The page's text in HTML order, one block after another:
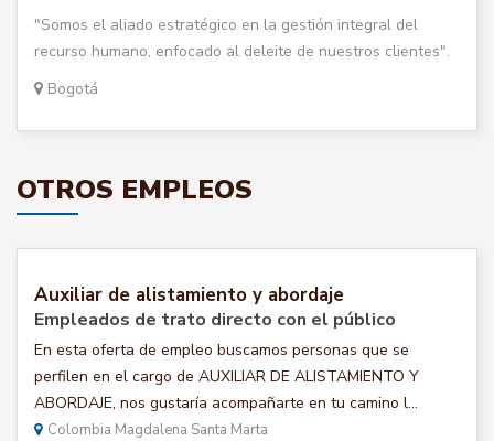
"Somos el aliado estratégico en la gestión integral del
recurso humano, enfocado al deleite de nuestros clientes".
Bogotá
OTROS EMPLEOS
Auxiliar de alistamiento y abordaje
Empleados de trato directo con el público
En esta oferta de empleo buscamos personas que se
perfilen en el cargo de AUXILIAR DE ALISTAMIENTO Y
ABORDAJE, nos gustaría acompañarte en tu camino l...
Colombia Magdalena Santa Marta